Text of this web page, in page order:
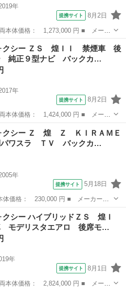
年
提携サイト 8月2日
ォクシー ■ グレード名： ＺＳ
バックカメラ 両側電動スライド
クシー ＺＳ 煌ＩＩ 禁煙車 後
純正９型ナビ バックカ…
年
提携サイト 8月2日
ォクシー ■ グレード名： ＺＳ
純正９型ナビ バックカメラ 両側
クシー Ｚ 煌 Ｚ ＫＩＲＡＭＥ
ワスラ ＴＶ バックカ…
年
提携サイト 5月18日
クシー ■ グレード名： Ｚ 煌
スラ ＴＶ バックカメラ ＥＴ
クシー ハイブリッドＺＳ 煌Ｉ
モデリスタエアロ 後席モ…
年
提携サイト 8月1日